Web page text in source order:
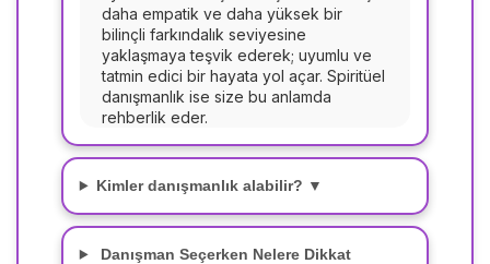
daha empatik ve daha yüksek bir
bilinçli farkındalık seviyesine
yaklaşmaya teşvik ederek; uyumlu ve
tatmin edici bir hayata yol açar. Spiritüel
danışmanlık ise size bu anlamda
rehberlik eder.
Kimler danışmanlık alabilir? ▼
Danışman Seçerken Nelere Dikkat